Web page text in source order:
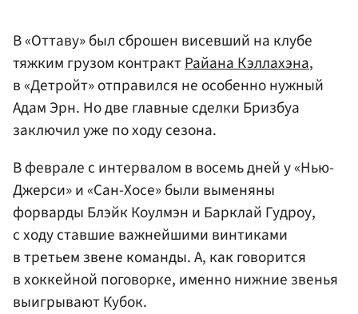
В «Оттаву» был сброшен висевший на клубе
тяжким грузом контрактРайана Кэллахэна,
в «Детройт» отправился не особенно нужный
Адам Эрн. Но две главные сделки Бризбуа
заключил уже по ходу сезона.
В феврале с интервалом в восемь дней у «Нью-
Джерси» и «Сан-Хосе» были выменяны
форварды Блэйк Коулмэн и Барклай Гудроу,
с ходу ставшие важнейшими винтиками
в третьем звене команды. А, как говорится
в хоккейной поговорке, именно нижние звенья
выигрывают Кубок.